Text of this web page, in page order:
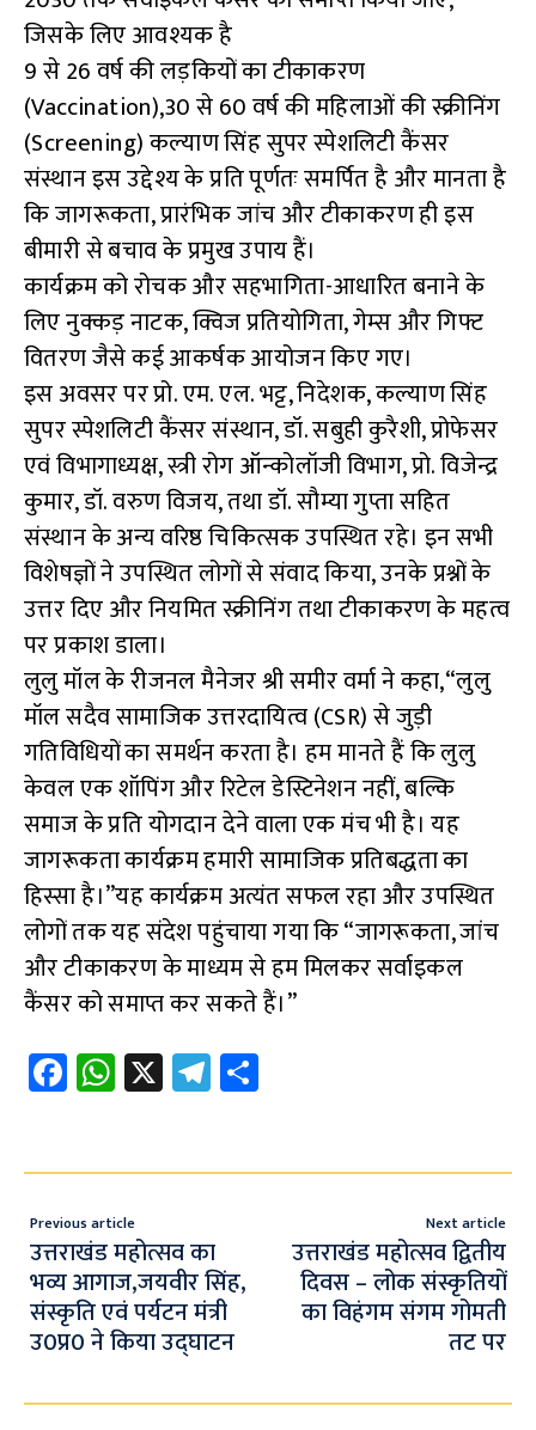
जिसके लिए आवश्यक है
9 से 26 वर्ष की लड़कियों का टीकाकरण
(Vaccination),30 से 60 वर्ष की महिलाओं की स्क्रीनिंग
(Screening) कल्याण सिंह सुपर स्पेशलिटी कैंसर
संस्थान इस उद्देश्य के प्रति पूर्णतः समर्पित है और मानता है
कि जागरूकता, प्रारंभिक जांच और टीकाकरण ही इस
बीमारी से बचाव के प्रमुख उपाय हैं।
कार्यक्रम को रोचक और सहभागिता-आधारित बनाने के
लिए नुक्कड़ नाटक, क्विज प्रतियोगिता, गेम्स और गिफ्ट
वितरण जैसे कई आकर्षक आयोजन किए गए।
इस अवसर पर प्रो. एम. एल. भट्ट, निदेशक, कल्याण सिंह
सुपर स्पेशलिटी कैंसर संस्थान, डॉ. सबुही कुरैशी, प्रोफेसर
एवं विभागाध्यक्ष, स्त्री रोग ऑन्कोलॉजी विभाग, प्रो. विजेन्द्र
कुमार, डॉ. वरुण विजय, तथा डॉ. सौम्या गुप्ता सहित
संस्थान के अन्य वरिष्ठ चिकित्सक उपस्थित रहे। इन सभी
विशेषज्ञों ने उपस्थित लोगों से संवाद किया, उनके प्रश्नों के
उत्तर दिए और नियमित स्क्रीनिंग तथा टीकाकरण के महत्व
पर प्रकाश डाला।
लुलु मॉल के रीजनल मैनेजर श्री समीर वर्मा ने कहा,“लुलु
मॉल सदैव सामाजिक उत्तरदायित्व (CSR) से जुड़ी
गतिविधियों का समर्थन करता है। हम मानते हैं कि लुलु
केवल एक शॉपिंग और रिटेल डेस्टिनेशन नहीं, बल्कि
समाज के प्रति योगदान देने वाला एक मंच भी है। यह
जागरूकता कार्यक्रम हमारी सामाजिक प्रतिबद्धता का
हिस्सा है।”यह कार्यक्रम अत्यंत सफल रहा और उपस्थित
लोगों तक यह संदेश पहुंचाया गया कि “जागरूकता, जांच
और टीकाकरण के माध्यम से हम मिलकर सर्वाइकल
कैंसर को समाप्त कर सकते हैं।”
Fa
ce
o
o
k
W
h
s
A
p
p
X Te
le
a e
Previous article
उत्तराखंड महोत्सव का
भव्य आगाज,जयवीर सिंह,
संस्कृति एवं पर्यटन मंत्री
उ0प्र0 ने किया उद्घाटन
Next article
उत्तराखंड महोत्सव द्वितीय
दिवस – लोक संस्कृतियों
का विहंगम संगम गोमती
तट पर